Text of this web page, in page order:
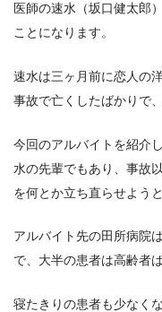
医師の速水（坂口健太郎
ことになります。
速水は三ヶ月前に恋人の
事故で亡くしたばかりで
今回のアルバイトを紹介
水の先輩でもあり、事故
を何とか立ち直らせよう
アルバイト先の田所病院
で、大半の患者は高齢者
寝たきりの患者も少なく